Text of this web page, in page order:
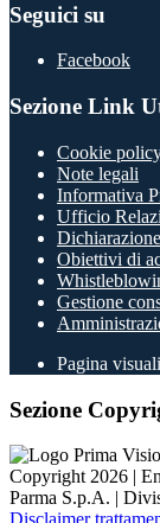
Seguici su
Facebook
Sezione Link
Cookie
Note legali
Informativa
Ufficio
Obiettivi di
Gestione
Pagina
Sezione
Copyright 2026 |
Parma S.p.A. |